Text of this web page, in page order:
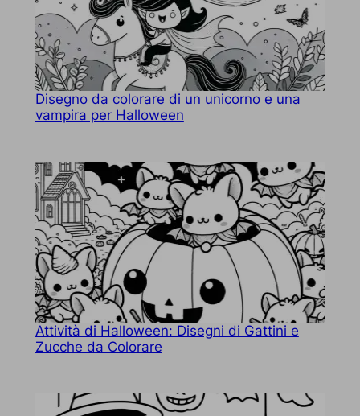
Disegno da colorare di un unicorno e una
vampira per Halloween
Attività di Halloween: Disegni di Gattini e
Zucche da Colorare